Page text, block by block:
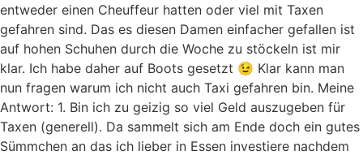
entweder einen Cheuffeur hatten oder viel mit Taxen
gefahren sind. Das es diesen Damen einfacher gefallen ist
auf hohen Schuhen durch die Woche zu stöckeln ist mir
klar. Ich habe daher auf Boots gesetzt 😉 Klar kann man
nun fragen warum ich nicht auch Taxi gefahren bin. Meine
Antwort: 1. Bin ich zu geizig so viel Geld auszugeben für
Taxen (generell). Da sammelt sich am Ende doch ein gutes
Sümmchen an das ich lieber in Essen investiere nachdem